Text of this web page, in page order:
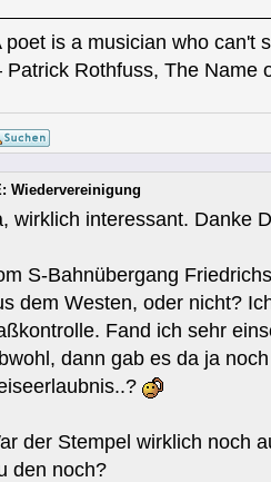
poet is a musician who can't
Rothfuss, The Name
Wiedervereinigung
wirklich interessant. Danke
S-Bahnübergang
dem Westen, oder nicht?
Fand ich sehr
dann gab es da ja
der Stempel wirklich noch
den noch?